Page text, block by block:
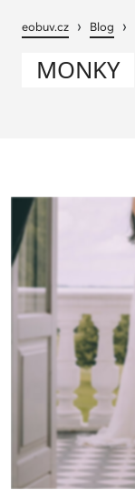
eobuv.cz › Blog ›
MONKY